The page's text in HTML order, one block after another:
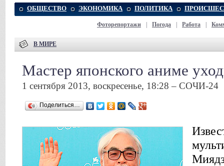
ОБЩЕСТВО ЭКОНОМИКА ПОЛИТИКА
Фоторепортажи Погода Работа
В МИРЕ
Мастер японского аниме
1 сентября 2013, воскресенье, 18:28 – СОЧИ-24
Поделиться…